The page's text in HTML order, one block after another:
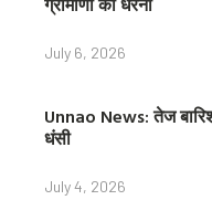
July 6, 2026
Unnao News: तेज
धंसी
July 4, 2026